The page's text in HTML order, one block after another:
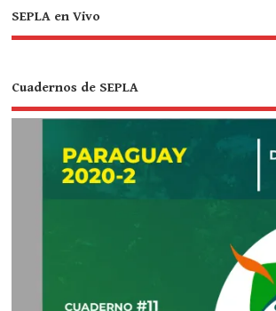
SEPLA en Vivo
Cuadernos de SEPLA